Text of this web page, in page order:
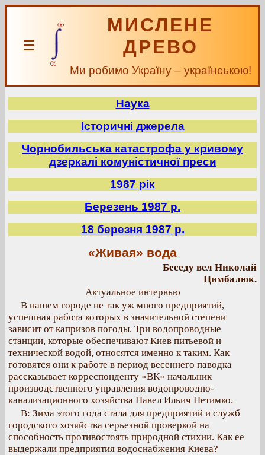
☰
МИСЛЕНЕ
ДРЕВО
Ми робимо Україну – українською!
Наука
Історичні джерела
Чорнобильська катастрофа у кривому
дзеркалі комуністичної преси
1987 рік
Березень 1987 р.
18 березня 1987 р.
«Живая» вода
Беседу вел Николай
Цимбалюк.
Актуальное интервью
В нашем городе не так уж много предприятий,
успешная работа которых в значительной степени
зависит от капризов погоды. Три водопроводные
станции, которые обеспечивают Киев питьевой и
технической водой, относятся именно к таким. Как
готовятся они к работе в период весеннего паводка
рассказывает корреспонденту «ВК» начальник
производственного управления водопроводно-
канализационного хозяйства Павел Ильич Петимко.
В: Зима этого года стала для предприятий и служб
городского хозяйства серьезной проверкой на
способность противостоять природной стихии. Как ее
выдержали предприятия водоснабжения Киева?